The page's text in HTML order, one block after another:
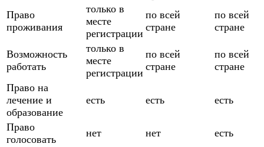
Право
проживания
только в
месте
регистрации
по всей
стране
по всей
стране
Возможность
работать
только в
месте
регистрации
по всей
стране
по всей
стране
Право на
лечение и
образование
есть есть есть
Право
голосовать
нет нет
есть